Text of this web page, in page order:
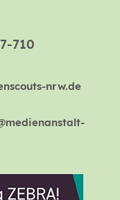
710
nrw.de